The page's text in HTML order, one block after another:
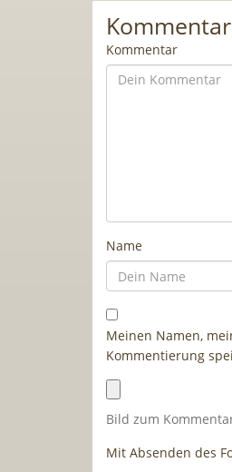
Kommentar
Name
Meinen Namen,
Kommentierung
Bild zum
Mit Absenden des